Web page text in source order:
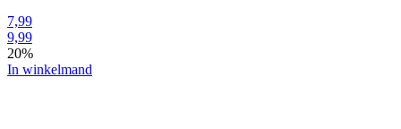
7,99
9,99
20%
In winkelmand